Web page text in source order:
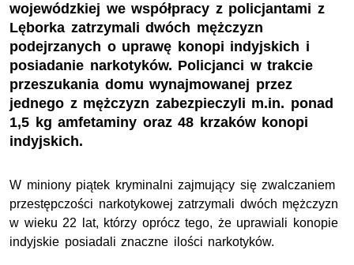
wojewódzkiej we współpracy z policjantami z
Lęborka zatrzymali dwóch mężczyzn
podejrzanych o uprawę konopi indyjskich i
posiadanie narkotyków. Policjanci w trakcie
przeszukania domu wynajmowanej przez
jednego z mężczyzn zabezpieczyli m.in. ponad
1,5 kg amfetaminy oraz 48 krzaków konopi
indyjskich.
W miniony piątek kryminalni zajmujący się zwalczaniem
przestępczości narkotykowej zatrzymali dwóch mężczyzn
w wieku 22 lat, którzy oprócz tego, że uprawiali konopie
indyjskie posiadali znaczne ilości narkotyków.